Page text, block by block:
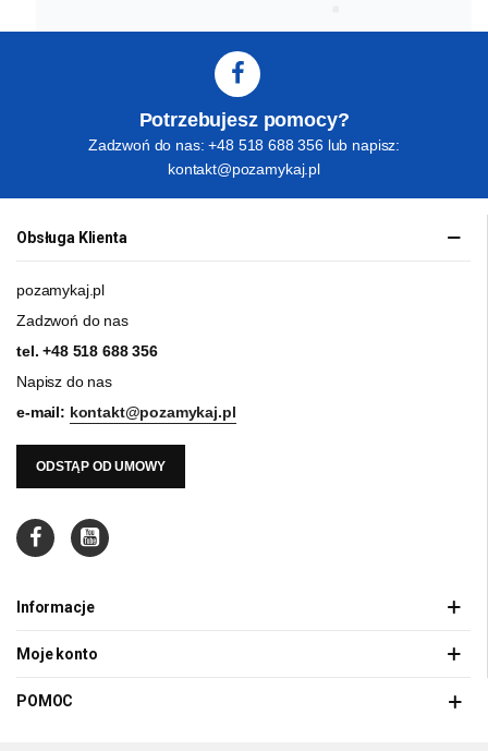
Potrzebujesz pomocy?
Zadzwoń do nas: +48 518 688 356 lub napisz:
kontakt@pozamykaj.pl
Obsługa Klienta
pozamykaj.pl
Zadzwoń do nas
tel.+48 518 688 356
Napisz do nas
e-mail: kontakt@pozamykaj.pl
ODSTĄP OD UMOWY
Informacje
Moje konto
POMOC